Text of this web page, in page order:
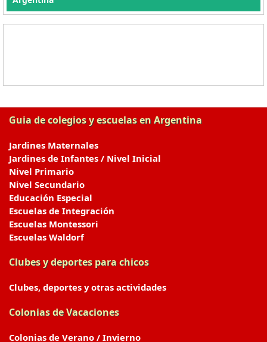
Guia de colegios y escuelas en Argentina
Jardines Maternales
Jardines de Infantes / Nivel Inicial
Nivel Primario
Nivel Secundario
Educación Especial
Escuelas de Integración
Escuelas Montessori
Escuelas Waldorf
Clubes y deportes para chicos
Clubes, deportes y otras actividades
Colonias de Vacaciones
Colonias de Verano / Invierno